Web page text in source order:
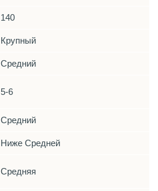
140
Крупный
Средний
5-6
Средний
Ниже Средней
Средняя